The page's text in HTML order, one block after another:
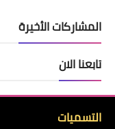
المشاركات الأخيرة
تابعنا الان
التسميات